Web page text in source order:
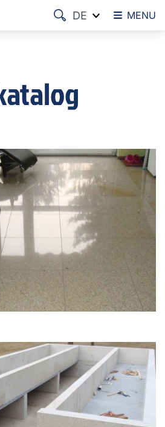
MENU
DE